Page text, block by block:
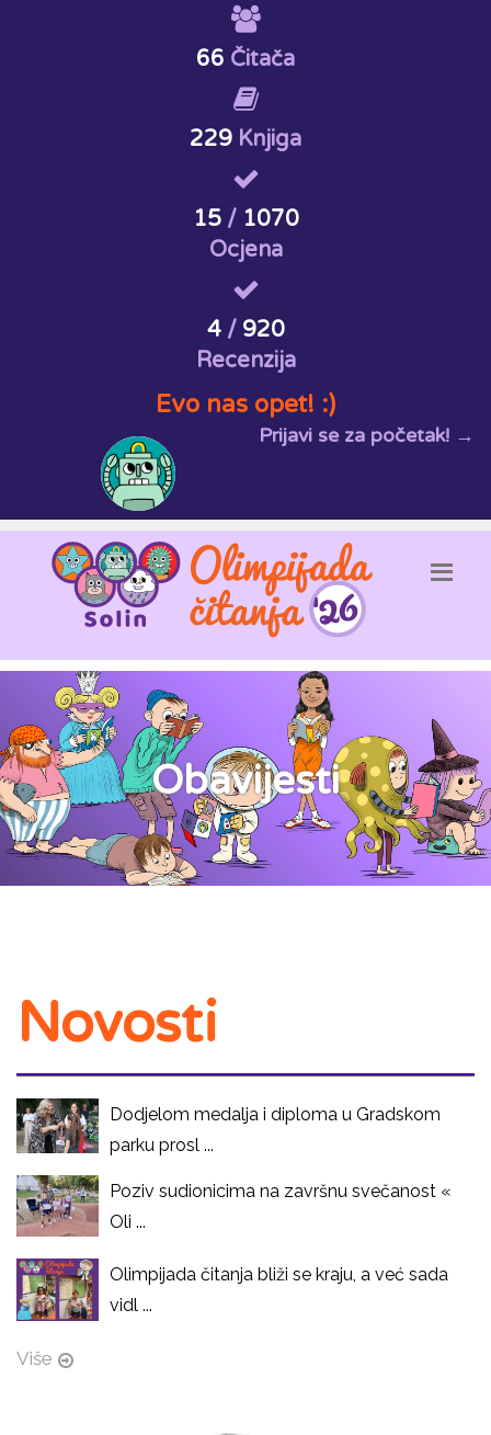
66 Čitača
229 Knjiga
15/ 1070
Ocjena
4/ 920
Recenzija
Evo nas opet! :)
Prijavi se za početak! →
Obavijesti
Novosti
Dodjelom medalja i diploma u Gradskom
parku prosl ...
Poziv sudionicima na završnu svečanost «
Oli ...
Olimpijada čitanja bliži se kraju, a već sada
vidl ...
Više